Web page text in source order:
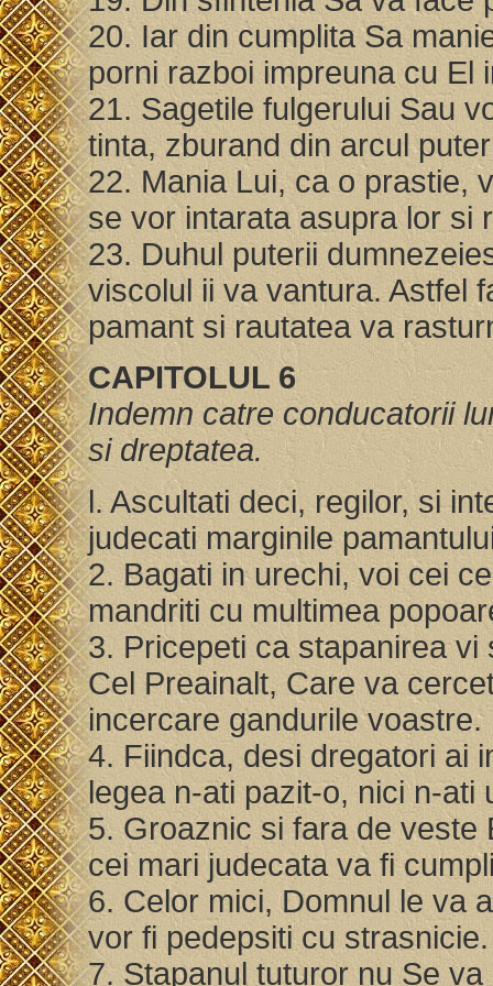
20. Iar din cumplita Sa
porni razboi impreuna cu
21. Sagetile fulgerului Sau
tinta, zburand din arcul
22. Mania Lui, ca o prastie,
se vor intarata asupra lor si
23. Duhul puterii
viscolul ii va vantura. Astfel
pamant si rautatea va
CAPITOLUL 6
Indemn catre conducatorii
si dreptatea.
l. Ascultati deci, regilor, si
judecati marginile
2. Bagati in urechi, voi cei
mandriti cu multimea
3. Pricepeti ca stapanirea
Cel Preainalt, Care va
incercare gandurile voastre.
4. Fiindca, desi dregatori ai
legea n-ati pazit-o, nici n-
5. Groaznic si fara de
cei mari judecata va fi
6. Celor mici, Domnul le va
vor fi pedepsiti cu
7. Stapanul tuturor nu Se